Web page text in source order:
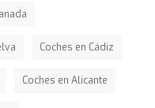
Coches en Cádiz
Coches en Alicante